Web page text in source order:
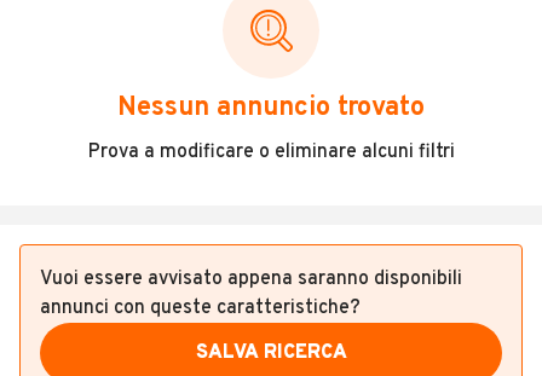
ConcessionariNessun annuncio trovato
Prova a modificare o eliminare alcuni filtri
Vuoi essere avvisato appena saranno disponibili
annunci con queste caratteristiche?
SALVA RICERCA